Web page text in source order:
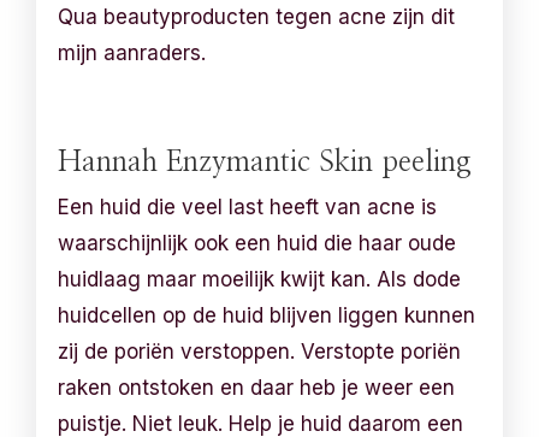
Qua beautyproducten tegen acne zijn dit
mijn aanraders.
Hannah Enzymantic Skin peeling
Een huid die veel last heeft van acne is
waarschijnlijk ook een huid die haar oude
huidlaag maar moeilijk kwijt kan. Als dode
huidcellen op de huid blijven liggen kunnen
zij de poriën verstoppen. Verstopte poriën
raken ontstoken en daar heb je weer een
puistje. Niet leuk. Help je huid daarom een